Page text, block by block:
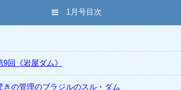
1月号目次
回《岩屋ダム》
の管理のブラジルのスル・ダム